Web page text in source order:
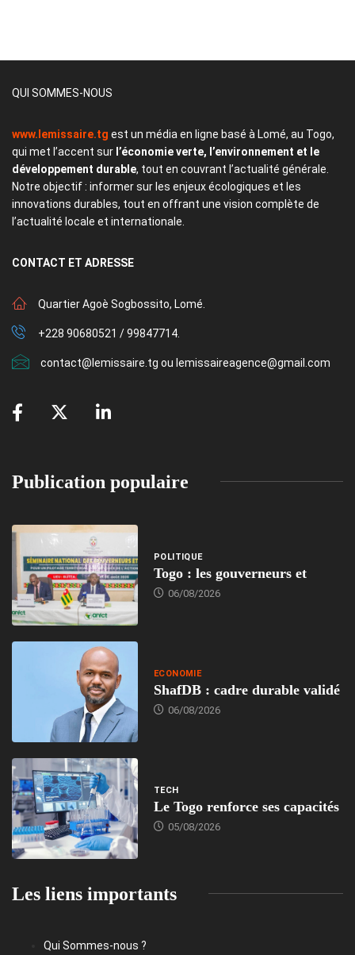
QUI SOMMES-NOUS
www.lemissaire.tg est un média en ligne basé à Lomé, au Togo,
qui met l’accent sur l’économie verte, l’environnement et le
développement durable, tout en couvrant l’actualité générale.
Notre objectif : informer sur les enjeux écologiques et les
innovations durables, tout en offrant une vision complète de
l’actualité locale et internationale.
CONTACT ET ADRESSE
Quartier Agoè Sogbossito, Lomé.
+228 90680521 / 99847714.
contact@lemissaire.tg ou lemissaireagence@gmail.com
Publication populaire
POLITIQUE
Togo : les gouverneurs et
06/08/2026
ECONOMIE
ShafDB : cadre durable validé
06/08/2026
TECH
Le Togo renforce ses capacités
05/08/2026
Les liens importants
Qui Sommes-nous ?